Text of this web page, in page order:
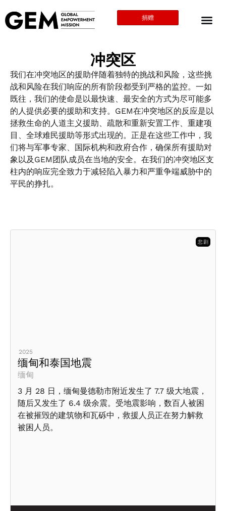
捐赠
冲突区
我们在冲突地区的援助伴随着独特的挑战和风险，这些挑
战和风险在我们响应的所有阶段都受到严格的监控。一如
既往，我们的使命是以最快速、最安全的方式为尽可能多
的人提供必要的援助和支持。GEM在冲突地区的反应是以
拯救生命的人道主义援助、疏散和重新安置工作、重建项
目、全球难民援助等形式出现的。正是在这些工作中，我
们将与军事专家、国际机构和政府合作，确保所有援助对
象以及GEM团队成员在当地的安全。在我们的冲突地区支
柱内的响应完全致力于减轻陷入暴力和严重争端威胁中的
平民的挣扎。
悲剧
2025
缅甸和泰国地震
缅甸
3 月 28 日，缅甸曼德勒市附近发生了 7.7 级大地震，
随后又发生了 6.4 级余震。受地震影响，数百人被困
在被摧毁的建筑物和瓦砾中，救援人员正在努力解救
被困人员。